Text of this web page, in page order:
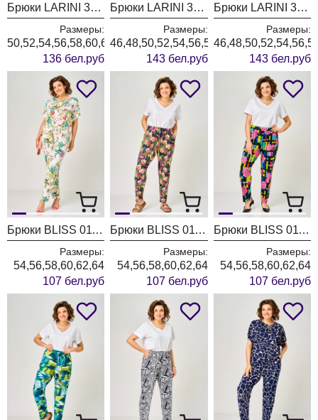
Брюки LARINI 3003 черный
Размеры:
50,52,54,56,58,60,62,64
136 бел.руб
Брюки LARINI 3002 синий
Размеры:
46,48,50,52,54,56,58,60,62,64
143 бел.руб
Брюки LARINI 3002 черный
Размеры:
143 бел.руб
Брюки BLISS 0111 Белый цветы
Размеры:
54,56,58,60,62,64
107 бел.руб
Брюки BLISS 0111 Синий Желтый Акварель
Размеры:
54,56,58,60,62,64
107 бел.руб
Брюки BLISS 0111 Черный Розовый Маки
Размеры:
54,56,58,60,62,64
107 бел.руб